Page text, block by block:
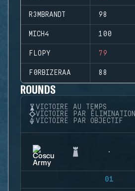
R3MBRANDT 98
MICH4 100
FLOPY 79
F0RBIZERAA 88
ROUNDS
VICTOIRE AU TEMPS
VICTOIRE PAR ÉLIMINATION
VICTOIRE PAR OBJECTIF
01